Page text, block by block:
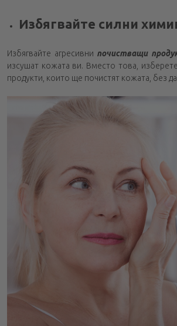
Избягвайте силни
Избягвайте агресивни почистващи
изсушат кожата ви. Вместо това,
продукти, които ще почистят кожата, без